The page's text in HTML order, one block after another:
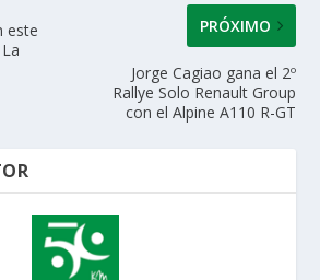
este
PRÓXIMO
Jorge Cagiao gana el 2º
Rallye Solo Renault Group
con el Alpine A110 R-GT